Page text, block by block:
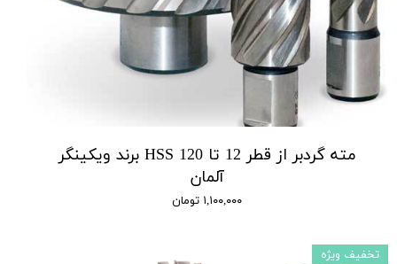
مته گردبر از قطر 12 تا 120 HSS برند ویکینگر
آلمان
۱,۱۰۰,۰۰۰ تومان
تخفیف ویژه